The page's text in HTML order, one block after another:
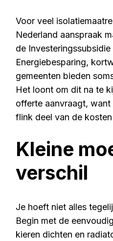
Voor veel
Nederland aanspraak
de
Energiebesparing,
gemeenten bieden
Het loont om dit na te
offerte aanvraagt, want
flink deel van de
Kleine
verschil
Je hoeft niet alles
Begin met de
kieren dichten en